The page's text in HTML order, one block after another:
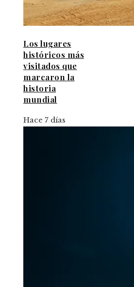
Los lugares
históricos más
visitados que
marcaron la
historia
mundial
Hace 7 días